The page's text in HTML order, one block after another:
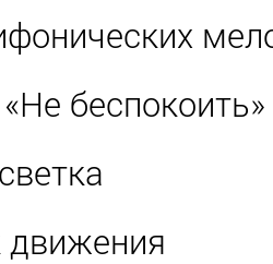
беспокоить»
движения